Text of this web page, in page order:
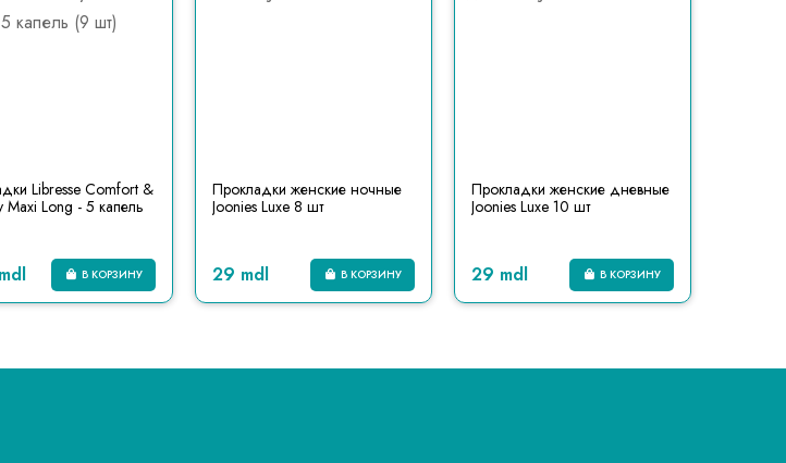
Libresse Comfort &
Maxi Long - 5 капель
В КОРЗИНУ
Прокладки женские ночные
Joonies Luxe 8 шт
29 mdl В КОРЗИНУ
Прокладки женские дневные
Joonies Luxe 10 шт
29 mdl В КОРЗИНУ